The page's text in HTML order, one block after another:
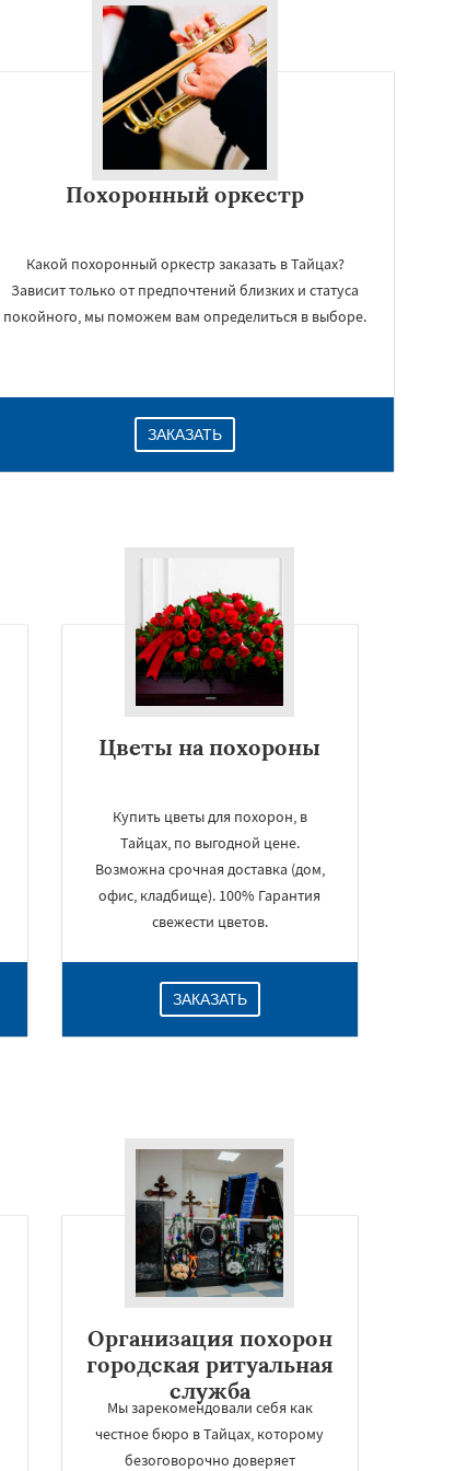
Похоронный оркестр
Какой похоронный оркестр заказать в Тайцах?
Зависит только от предпочтений близких и статуса
покойного, мы поможем вам определиться в выборе.
ЗАКАЗАТЬ
Цветы на похороны
Купить цветы для похорон, в
Тайцах, по выгодной цене.
Возможна срочная доставка (дом,
офис, кладбище). 100% Гарантия
свежести цветов.
ЗАКАЗАТЬ
Организация похорон
городская ритуальная
служба
Мы зарекомендовали себя как
честное бюро в Тайцах, которому
безоговорочно доверяет